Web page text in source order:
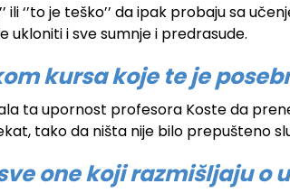
‘’to je teško’’ da ipak probaju sa
i sve sumnje i predrasude.
kursa koje te je
ta upornost profesora Koste da
tako da ništa nije bilo prepušteno
one koji razmišljaju o